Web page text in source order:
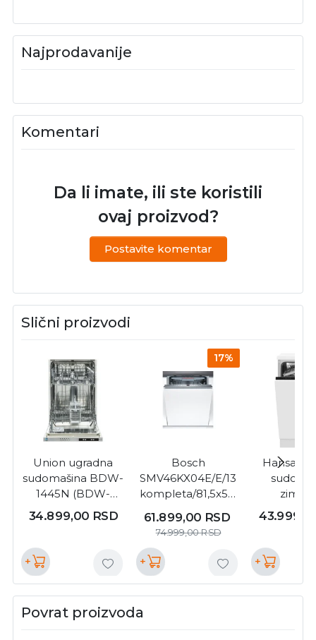
Najprodavanije
Komentari
Da li imate, ili ste koristili
ovaj proizvod?
Postavite komentar
Slični proizvodi
Union ugradna
sudomašina BDW-
1445N (BDW-
1445N)
34.899,00 RSD
+
17%
Bosch
SMV46KX04E/E/13
kompleta/81,5x59,
sudomašina (
SMV46KX04E )
61.899,00 RSD
74.999,00RSD
+
Hansa
+
Povrat proizvoda